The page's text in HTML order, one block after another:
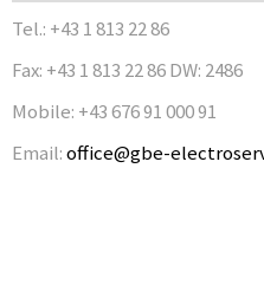
Tel.: +43 1 813 22 86
Fax: +43 1 813 22 86 DW: 2486
Mobile: +43 676 91 000 91
Email:office@gbe-